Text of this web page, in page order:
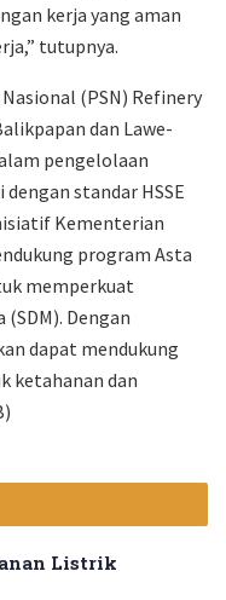
kerja yang aman
tutupnya.
(PSN) Refinery
dan Lawe-
pengelolaan
standar HSSE
Kementerian
program Asta
memperkuat
Dengan
dapat mendukung
ketahanan dan
Listrik